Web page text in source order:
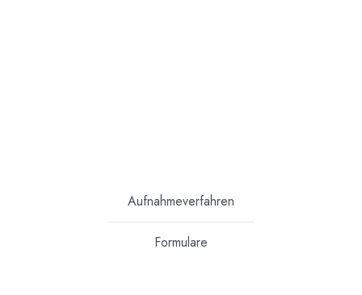
Aufnahmeverfahren
Formulare